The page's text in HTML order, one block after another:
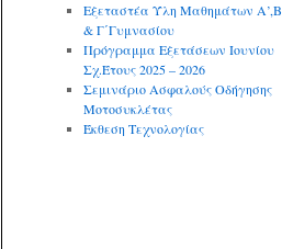
Εξεταστέα Ύλη Μαθημάτων Α’,Β
& Γ΄Γυμνασίου
Πρόγραμμα Εξετάσεων Ιουνίου
Σχ.Έτους 2025 – 2026
Σεμινάριο Ασφαλούς Οδήγησης
Μοτοσυκλέτας
Έκθεση Τεχνολογίας